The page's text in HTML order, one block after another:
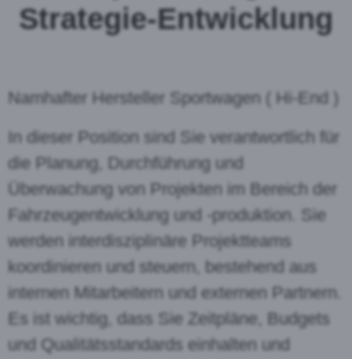
Strategie-Entwicklung
Namhafter Hersteller Sportwagen ( Hi-End )
In dieser Position sind Sie verantwortlich für
die Planung, Durchführung und
Überwachung von Projekten im Bereich der
Fahrzeugentwicklung und -produktion. Sie
werden interdisziplinäre Projektteams
koordinieren und steuern, bestehend aus
internen Mitarbeitern und externen Partnern.
Es ist wichtig, dass Sie Zeitpläne, Budgets
und Qualitätsstandards einhalten und